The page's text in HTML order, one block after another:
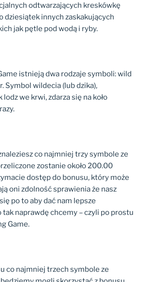
odtwarzających kreskówkę
dziesiątek innych zaskakujących
jak pętle pod wodą i ryby.
istnieją dwa rodzaje symboli: wild
Symbol wildecia (lub dzika),
lodz we krwi, zdarza się na koło
co najmniej trzy symbole ze
zostanie około 200.00
dostęp do bonusu, który może
oni zdolność sprawienia że nasz
po to aby dać nam lepsze
tak naprawdę chcemy – czyli po prostu
Game.
co najmniej trzech symbole ze